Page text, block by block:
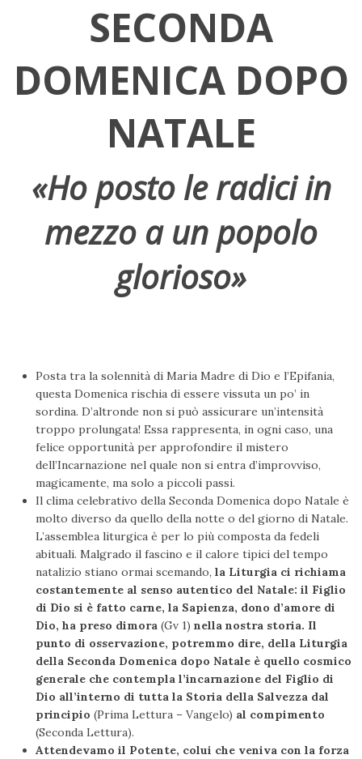
SECONDA
DOMENICA DOPO
NATALE
«Ho posto le radici in
mezzo a un popolo
glorioso»
Posta tra la solennità di Maria Madre di Dio e l’Epifania,
questa Domenica rischia di essere vissuta un po’ in
sordina. D’altronde non si può assicurare un’intensità
troppo prolungata! Essa rappresenta, in ogni caso, una
felice opportunità per approfondire il mistero
dell’Incarnazione nel quale non si entra d’improvviso,
magicamente, ma solo a piccoli passi.
Il clima celebrativo della Seconda Domenica dopo Natale è
molto diverso da quello della notte o del giorno di Natale.
L’assemblea liturgica è per lo più composta da fedeli
abituali. Malgrado il fascino e il calore tipici del tempo
natalizio stiano ormai scemando, la Liturgia ci richiama
costantemente al senso autentico del Natale: il Figlio
di Dio si è fatto carne, la Sapienza, dono d’amore di
Dio, ha preso dimora (Gv 1) nella nostra storia. Il
punto di osservazione, potremmo dire, della Liturgia
della Seconda Domenica dopo Natale è quello cosmico
generale che contempla l’incarnazione del Figlio di
Dio all’interno di tutta la Storia della Salvezza dal
principio (Prima Lettura – Vangelo) al compimento
(Seconda Lettura).
Attendevamo il Potente, colui che veniva con la forza